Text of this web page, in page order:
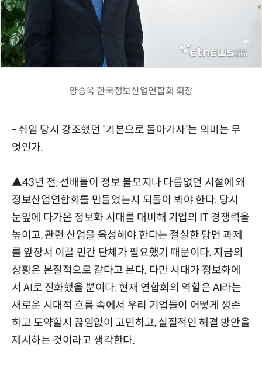
양승욱 한국정보산업연합회 회장
- 취임 당시 강조했던 '기본으로 돌아가자'는 의미는 무
엇인가.
▲43년 전, 선배들이 정보 불모지나 다름없던 시절에 왜
정보산업연합회를 만들었는지 되돌아 봐야 한다. 당시
눈앞에 다가온 정보화 시대를 대비해 기업의 IT 경쟁력을
높이고, 관련 산업을 육성해야 한다는 절실한 당면 과제
를 앞장서 이끌 민간 단체가 필요했기 때문이다. 지금의
상황은 본질적으로 같다고 본다. 다만 시대가 정보화에
서 AI로 진화했을 뿐이다. 현재 연합회의 역할은 AI라는
새로운 시대적 흐름 속에서 우리 기업들이 어떻게 생존
하고 도약할지 끊임없이 고민하고, 실질적인 해결 방안을
제시하는 것이라고 생각한다.